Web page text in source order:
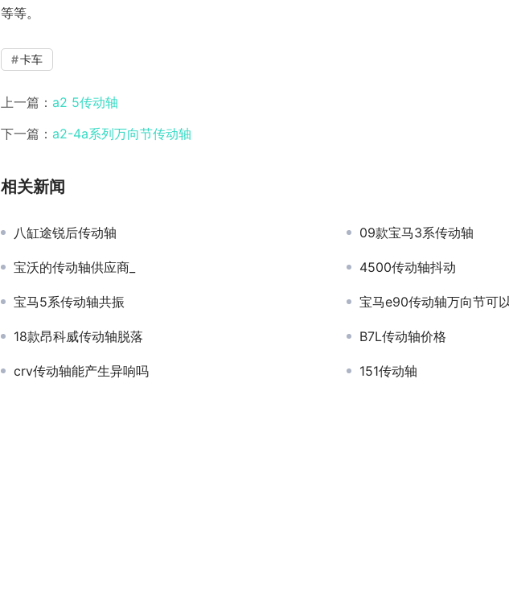
等等。
卡车
上一篇： a2 5传动轴
下一篇： a2-4a系列万向节传动轴
相关新闻
八缸途锐后传动轴 09款宝马3系传动轴
宝沃的传动轴供应商_ 4500传动轴抖动
宝马5系传动轴共振 宝马e90传动轴万向节可
18款昂科威传动轴脱落 B7L传动轴价格
crv传动轴能产生异响吗 151传动轴